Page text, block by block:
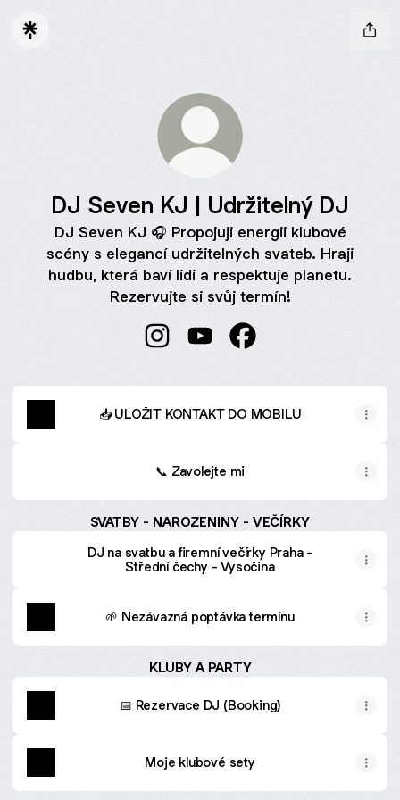
DJ Seven KJ | Udržitelný DJ
DJ Seven KJ 🎧 Propojuji energii klubové
scény s elegancí udržitelných svateb. Hraji
hudbu, která baví lidi a respektuje planetu.
Rezervujte si svůj termín!
📥 ULOŽIT KONTAKT DO MOBILU
📞 Zavolejte mi
SVATBY - NAROZENINY - VEČÍRKY
DJ na svatbu a firemní večírky Praha -
Střední čechy - Vysočina
🌱 Nezávazná poptávka termínu
KLUBY A PARTY
📅 Rezervace DJ (Booking)
Moje klubové sety